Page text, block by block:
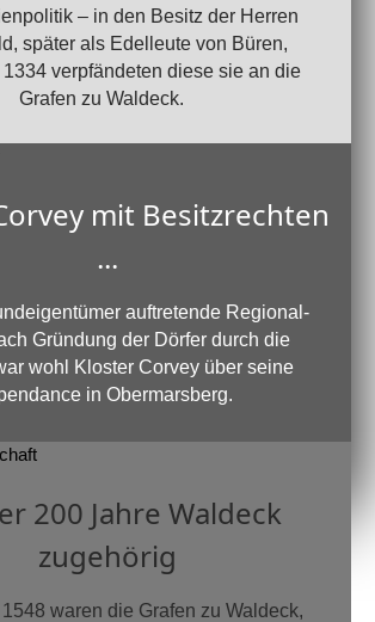
– in den Besitz der Herren
später als Edelleute von Büren,
1334 verpfändeten diese sie an die
Grafen zu Waldeck.
mit Besitzrechten
...
auftretende Regional-
Gründung der Dörfer durch die
wohl Kloster Corvey über seine
in Obermarsberg.
200 Jahre Waldeck
zugehörig
waren die Grafen zu Waldeck,